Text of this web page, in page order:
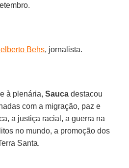
Behs, jornalista.
à plenária,Sauca destacou
com a migração, paz e
a justiça racial, a guerra na
no mundo, a promoção dos
Santa.